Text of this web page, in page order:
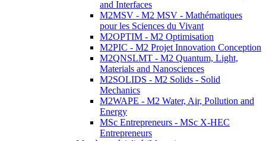
and Interfaces
M2MSV - M2 MSV - Mathématiques
pour les Sciences du Vivant
M2OPTIM - M2 Optimisation
M2PIC - M2 Projet Innovation Conception
M2QNSLMT - M2 Quantum, Light,
Materials and Nanosciences
M2SOLIDS - M2 Solids - Solid
Mechanics
M2WAPE - M2 Water, Air, Pollution and
Energy
MSc Entrepreneurs - MSc X-HEC
Entrepreneurs